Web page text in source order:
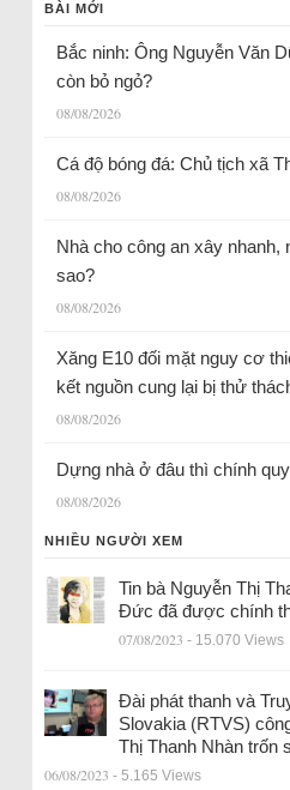
BÀI MỚI
Bắc ninh: Ông Nguyễn Văn
còn bỏ ngỏ?
08/08/2026
Cá độ bóng đá: Chủ tịch xã
08/08/2026
Nhà cho công an xây nhanh,
sao?
08/08/2026
Xăng E10 đối mặt nguy cơ
kết nguồn cung lại bị thử
08/08/2026
Dựng nhà ở đâu thì chính
08/08/2026
NHIỀU NGƯỜI XEM
Tin bà Nguyễn Thị
Đức đã được chính
07/08/2023 - 15.070 Views
Đài phát thanh và
Slovakia (RTVS)
Thị Thanh Nhàn trốn
06/08/2023 - 5.165 Views